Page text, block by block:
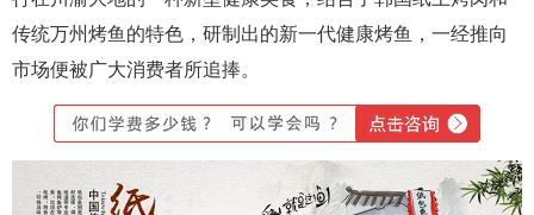
传统万州烤鱼的特色，研制出的新一代健康烤鱼，一经推向
市场便被广大消费者所追捧。